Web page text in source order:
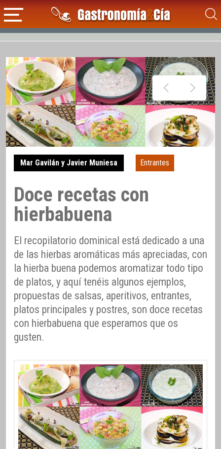
Mar Gavilán y Javier Muniesa Entrantes
Doce recetas con
hierbabuena
El recopilatorio dominical está dedicado a una
de las hierbas aromáticas más apreciadas, con
la hierba buena podemos aromatizar todo tipo
de platos, y aquí tenéis algunos ejemplos,
propuestas de salsas, aperitivos, entrantes,
platos principales y postres, son doce recetas
con hierbabuena que esperamos que os
gusten.